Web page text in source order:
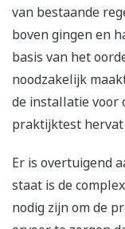
van bestaande
boven gingen en
basis van het
noodzakelijk
de installatie voor
praktijktest hervat
Er is overtuigend
staat is de
nodig zijn om de